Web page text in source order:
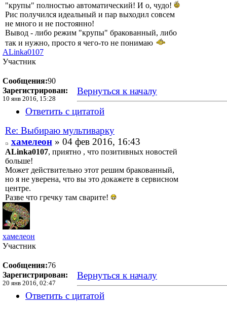
"крупы" полностью автоматический! И о, чудо!
Рис получился идеальный и пар выходил совсем
не много и не постоянно!
Вывод - либо режим "крупы" бракованный, либо
так и нужно, просто я чего-то не понимаю
ALinka0107
Участник
Сообщения:90
Зарегистрирован:
10 янв 2016, 15:28
Вернуться к началу
Ответить с цитатой
Re: Выбираю мультиварку
хамелеон» 04 фев 2016, 16:43
ALinka0107, приятно , что позитивных новостей
больше!
Может действительно этот решим бракованный,
но я не уверена, что вы это докажете в сервисном
центре.
Разве что гречку там сварите!
хамелеон
Участник
Сообщения:76
Зарегистрирован:
20 янв 2016, 02:47
Вернуться к началу
Ответить с цитатой